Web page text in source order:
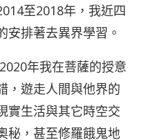
至2018年，我近四
安排著去異界學習。
2020年我在菩薩的授意
，遊走人間與他界的
實生活與其它時空交
秘，甚至修羅餓鬼地